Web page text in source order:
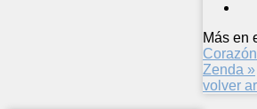
Más en
Corazón
Zenda »
volver